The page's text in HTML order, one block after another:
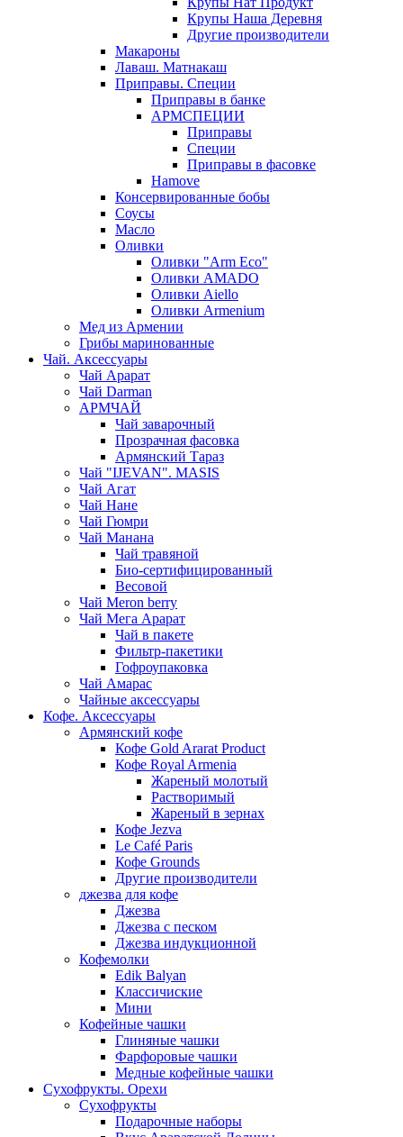
Крупы Наша Деревня
Другие производители
Макароны
Лаваш. Матнакаш
Приправы. Специи
Приправы в банке
АРМСПЕЦИИ
Приправы
Специи
Приправы в фасовке
Hamove
Консервированные бобы
Соусы
Масло
Оливки
Оливки "Arm Eco"
Оливки AMADO
Оливки Aiello
Оливки Armenium
Мед из Армении
Грибы маринованные
Чай. Аксессуары
Чай Арарат
Чай Darman
АРМЧАЙ
Чай заварочный
Прозрачная фасовка
Армянский Тараз
Чай "IJEVAN". MASIS
Чай Агат
Чай Нане
Чай Гюмри
Чай Манана
Чай травяной
Био-сертифицированный
Весовой
Чай Meron berry
Чай Мега Арарат
Чай в пакете
Фильтр-пакетики
Гофроупаковка
Чай Амарас
Чайные аксессуары
Кофе. Аксессуары
Армянский кофе
Кофе Gold Ararat Product
Кофе Royal Armenia
Жареный молотый
Растворимый
Жареный в зернах
Кофе Jezva
Le Café Paris
Кофе Grounds
Другие производители
джезва для кофе
Джезва
Джезва с песком
Джезва индукционной
Кофемолки
Edik Balyan
Классичиские
Мини
Кофейные чашки
Глиняные чашки
Фарфоровые чашки
Медные кофейные чашки
Сухофрукты. Орехи
Сухофрукты
Подарочные наборы